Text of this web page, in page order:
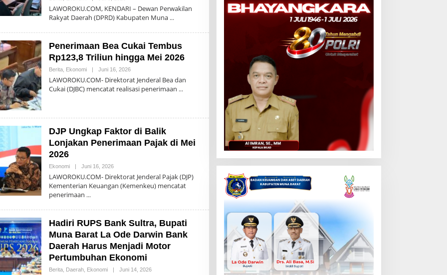
Sanjaya
LAWOROKU.COM, KENDARI – Dewan Perwakilan
Rakyat Daerah (DPRD) Kabupaten Muna
Penerimaan Bea Cukai Tembus
Rp123,8 Triliun hingga Mei 2026
Berita, Ekonomi | Juni 16, 2026Oleh
Sanjaya
LAWOROKU.COM- Direktorat Jenderal Bea dan
Cukai (DJBC) mencatat realisasi penerimaan
DJP Ungkap Faktor di Balik
Lonjakan Penerimaan Pajak di Mei
2026
Ekonomi | Juni 16, 2026Oleh
Sanjaya
LAWOROKU.COM- Direktorat Jenderal Pajak (DJP)
Kementerian Keuangan (Kemenkeu) mencatat
penerimaan
Hadiri RUPS Bank Sultra, Bupati
Muna Barat La Ode Darwin Bank
Daerah Harus Menjadi Motor
Pertumbuhan Ekonomi
Berita, Daerah, Ekonomi | Juni 14, 2026Oleh